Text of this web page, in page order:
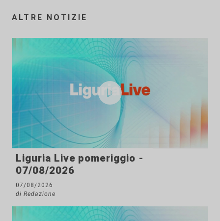
ALTRE NOTIZIE
Liguria Live pomeriggio -
07/08/2026
07/08/2026
di Redazione